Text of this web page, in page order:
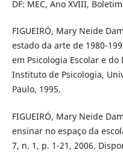
DF: MEC, Ano XVIII,
FIGUEIRÓ, Mary Neide
estado da arte de 1980-
em Psicologia Escolar e
Instituto de Psicologia,
Paulo, 1995.
FIGUEIRÓ, Mary Neide
ensinar no espaço da
7, n. 1, p. 1-21, 2006.